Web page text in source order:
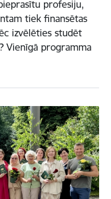
profesiju,
tiek finansētas
izvēlēties studēt
Vienīgā programma